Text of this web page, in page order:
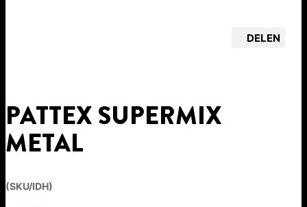
DELEN
PATTEX SUPERMIX
METAL
(SKU/IDH)